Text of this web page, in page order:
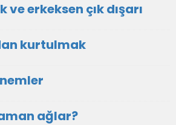
ve erkeksen çık dışarı
kurtulmak
ağlar?